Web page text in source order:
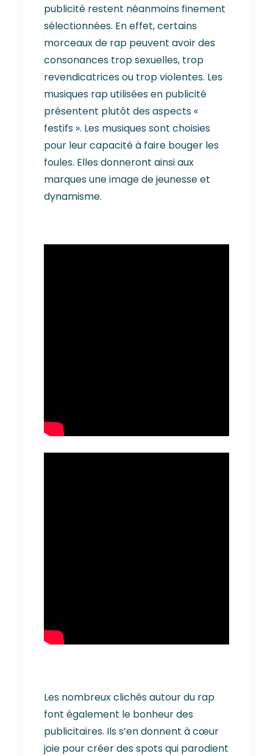
publicité restent néanmoins finement
sélectionnées. En effet, certains
morceaux de rap peuvent avoir des
consonances trop sexuelles, trop
revendicatrices ou trop violentes. Les
musiques rap utilisées en publicité
présentent plutôt des aspects «
festifs ». Les musiques sont choisies
pour leur capacité à faire bouger les
foules. Elles donneront ainsi aux
marques une image de jeunesse et
dynamisme.
Les nombreux clichés autour du rap
font également le bonheur des
publicitaires. Ils s’en donnent à cœur
joie pour créer des spots qui parodient